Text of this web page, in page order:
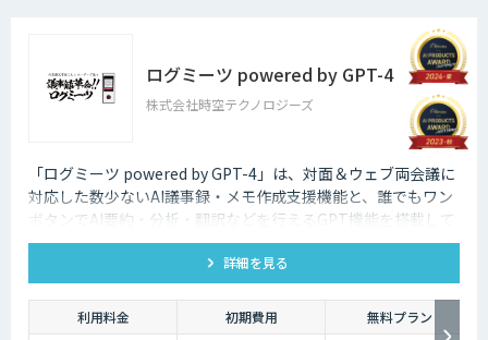
ログミーツ powered by GPT-4
株式会社時空テクノロジーズ
「ログミーツ powered by GPT-4」は、対面＆ウェブ両会議に
対応した数少ないAI議事録・メモ作成支援機能と、誰でもワン
ボタンでAI要約・分析・翻訳などを行えるGPT機能を搭載して
いる、最強会議支援ツールです。
詳細を見る
利用料金 初期費用
無料プラン